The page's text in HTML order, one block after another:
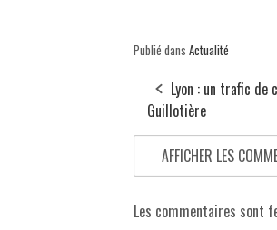
Publié dans Actualité
Lyon : un trafic
Guillotière
AFFICHER LES
Les commentaires sont